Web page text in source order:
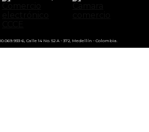
6, Calle 14 No. 52 A - 372, Medellín - Colombia.